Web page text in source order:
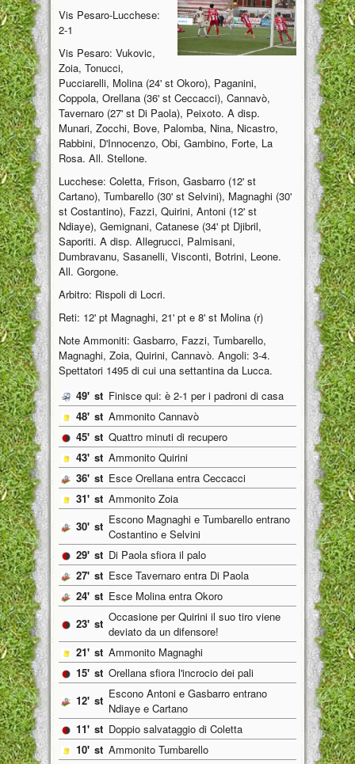
Vis Pesaro-Lucchese:
2-1
Vis Pesaro: Vukovic,
Zoia, Tonucci,
Pucciarelli, Molina (24' st Okoro), Paganini,
Coppola, Orellana (36' st Ceccacci), Cannavò,
Tavernaro (27' st Di Paola), Peixoto. A disp.
Munari, Zocchi, Bove, Palomba, Nina, Nicastro,
Rabbini, D'Innocenzo, Obi, Gambino, Forte, La
Rosa. All. Stellone.
Lucchese: Coletta, Frison, Gasbarro (12' st
Cartano), Tumbarello (30' st Selvini), Magnaghi (30'
st Costantino), Fazzi, Quirini, Antoni (12' st
Ndiaye), Gemignani, Catanese (34' pt Djibril,
Saporiti. A disp. Allegrucci, Palmisani,
Dumbravanu, Sasanelli, Visconti, Botrini, Leone.
All. Gorgone.
Arbitro: Rispoli di Locri.
Reti: 12' pt Magnaghi, 21' pt e 8' st Molina (r)
Note Ammoniti: Gasbarro, Fazzi, Tumbarello,
Magnaghi, Zoia, Quirini, Cannavò. Angoli: 3-4.
Spettatori 1495 di cui una settantina da Lucca.
49' st Finisce qui: è 2-1 per i padroni di casa
48' st Ammonito Cannavò
45' st Quattro minuti di recupero
43' st Ammonito Quirini
36' st Esce Orellana entra Ceccacci
31' st Ammonito Zoia
30' st Escono Magnaghi e Tumbarello entrano
Costantino e Selvini
29' st Di Paola sfiora il palo
27' st Esce Tavernaro entra Di Paola
24' st Esce Molina entra Okoro
23' st Occasione per Quirini il suo tiro viene
deviato da un difensore!
21' st Ammonito Magnaghi
15' st Orellana sfiora l'incrocio dei pali
12' st Escono Antoni e Gasbarro entrano
Ndiaye e Cartano
11' st Doppio salvataggio di Coletta
10' st Ammonito Tumbarello